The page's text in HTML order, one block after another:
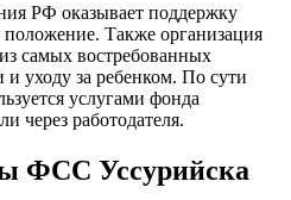
РФ оказывает поддержку
Также организация
самых востребованных
уходу за ребенком. По сути
услугами фонда
через работодателя.
ФСС Уссурийска